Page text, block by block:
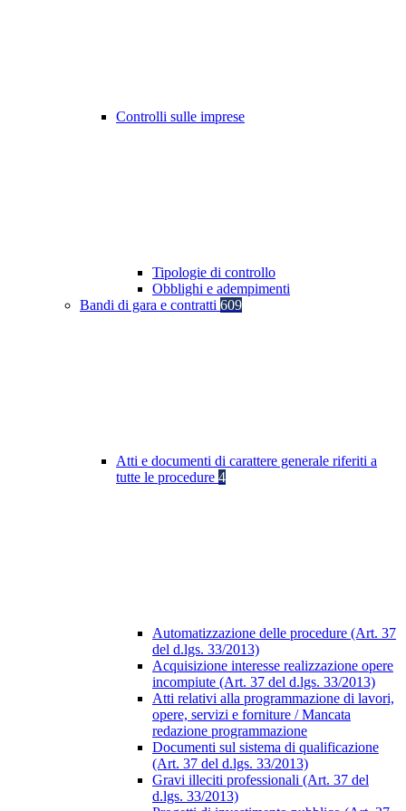
Controlli sulle imprese
Tipologie di controllo
Obblighi e adempimenti
Bandi di gara e contratti 609
Atti e documenti di carattere generale riferiti a
tutte le procedure 4
Automatizzazione delle procedure (Art. 37
del d.lgs. 33/2013)
Acquisizione interesse realizzazione opere
incompiute (Art. 37 del d.lgs. 33/2013)
Atti relativi alla programmazione di lavori,
opere, servizi e forniture / Mancata
redazione programmazione
Documenti sul sistema di qualificazione
(Art. 37 del d.lgs. 33/2013)
Gravi illeciti professionali (Art. 37 del
d.lgs. 33/2013)